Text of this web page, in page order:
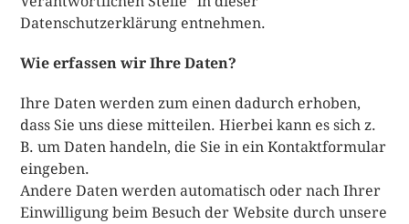
Datenschutzerklärung entnehmen.
Wie erfassen wir Ihre Daten?
Ihre Daten werden zum einen dadurch erhoben,
dass Sie uns diese mitteilen. Hierbei kann es sich z.
B. um Daten handeln, die Sie in ein Kontaktformular
eingeben.
Andere Daten werden automatisch oder nach Ihrer
Einwilligung beim Besuch der Website durch unsere